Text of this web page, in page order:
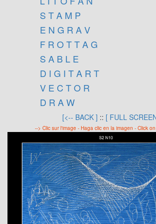
S T A M P
E N G R A V
F R O T T A G
S A B L E
D I G I T A R T
V E C T O R
D R A W
[<-- BACK ] :: [ FULL
--> Clic sur l'image - Haga clic en la imagen - Click